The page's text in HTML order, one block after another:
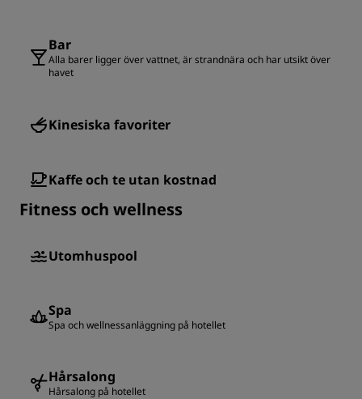
Bar
Alla barer ligger över vattnet, är strandnära och har utsikt över
havet
Kinesiska favoriter
Kaffe och te utan kostnad
Fitness och wellness
Utomhuspool
Spa
Spa och wellnessanläggning på hotellet
Hårsalong
Hårsalong på hotellet